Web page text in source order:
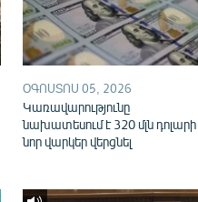
ՕԳՈՍՏՈՍ 05, 2026
Կառավարությունը
նախատեսում է 320 մլն դոլարի
նոր վարկեր վերցնել